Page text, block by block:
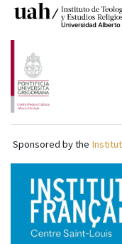
Sponsored by the